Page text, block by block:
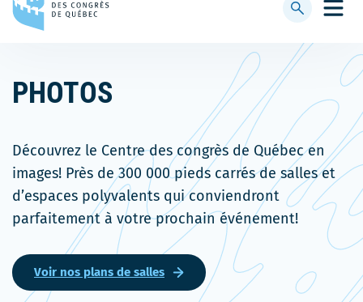
à
menu
Afficher
barre
recherche
PHOTOS
Découvrez le Centre des congrès de Québec en
images! Près de 300 000 pieds carrés de salles et
d’espaces polyvalents qui conviendront
parfaitement à votre prochain événement!
Voir nos plans de salles